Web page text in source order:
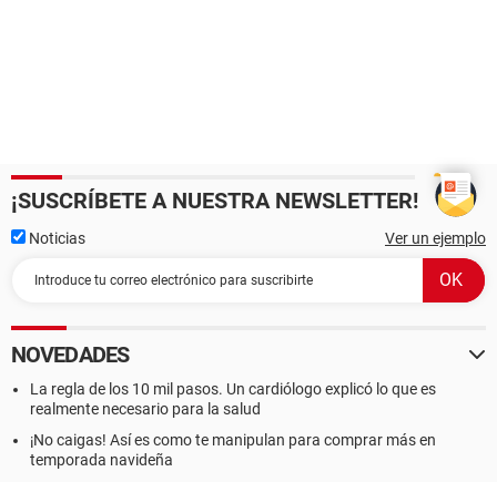
¡SUSCRÍBETE A NUESTRA NEWSLETTER!
Noticias Ver un ejemplo
NOVEDADES
La regla de los 10 mil pasos. Un cardiólogo explicó lo que es
realmente necesario para la salud
¡No caigas! Así es como te manipulan para comprar más en
temporada navideña